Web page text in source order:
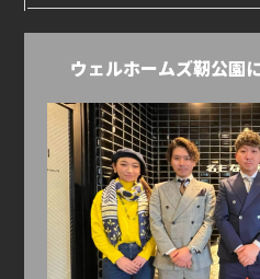
ウェルホームズ靭公園